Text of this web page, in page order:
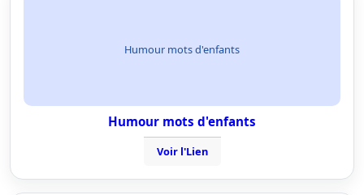
Humour mots d'enfants
Humour mots d'enfants
Voir l'Lien